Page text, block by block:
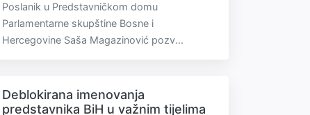
Poslanik u Predstavničkom domu
Parlamentarne skupštine Bosne i
Hercegovine Saša Magazinović pozv...
Deblokirana imenovanja
predstavnika BiH u važnim tijelima